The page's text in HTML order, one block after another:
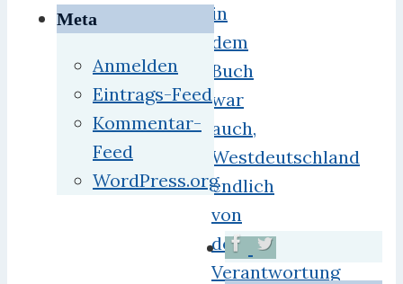
in
dem
Buch
war
auch,
Westdeutschland
endlich
von
der
Verantwortung
Meta
Anmelden
Eintrags-Feed
Kommentar-
Feed
WordPress.org